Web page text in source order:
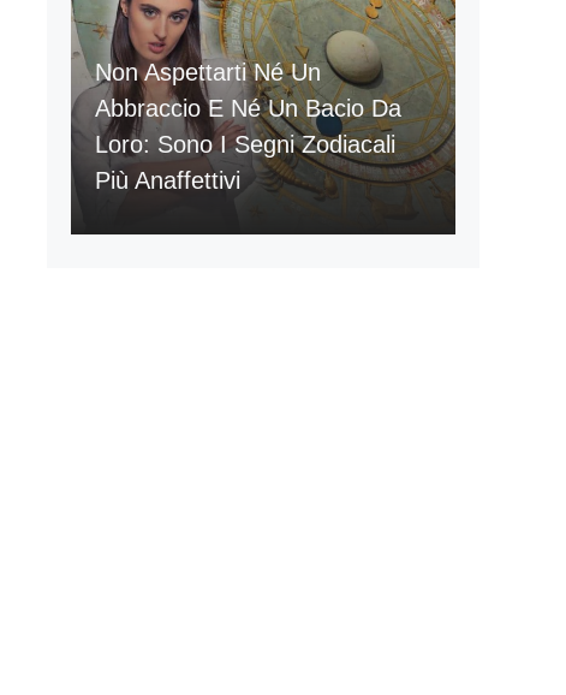
Non Aspettarti Né Un
Abbraccio E Né Un Bacio Da
Loro: Sono I Segni Zodiacali
Più Anaffettivi